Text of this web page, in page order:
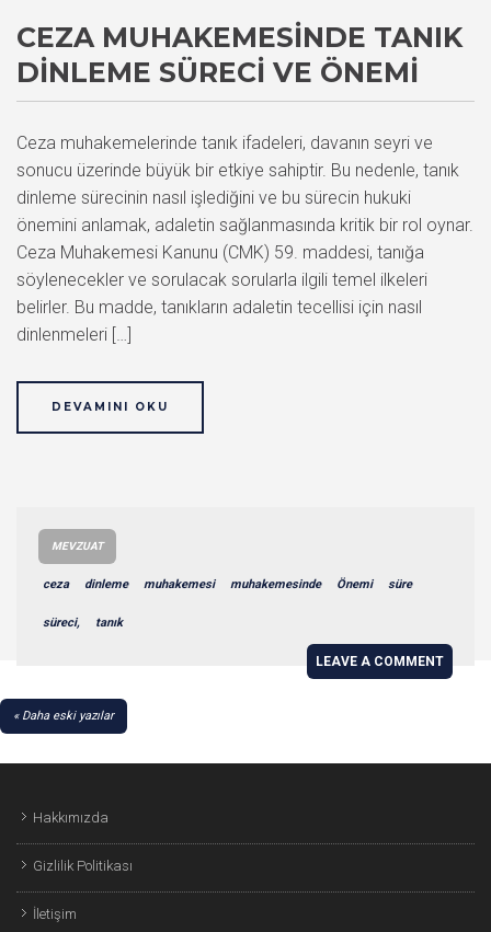
CEZA MUHAKEMESINDE TANIK
DINLEME SÜRECI VE ÖNEMI
Ceza muhakemelerinde tanık ifadeleri, davanın seyri ve
sonucu üzerinde büyük bir etkiye sahiptir. Bu nedenle, tanık
dinleme sürecinin nasıl işlediğini ve bu sürecin hukuki
önemini anlamak, adaletin sağlanmasında kritik bir rol oynar.
Ceza Muhakemesi Kanunu (CMK) 59. maddesi, tanığa
söylenecekler ve sorulacak sorularla ilgili temel ilkeleri
belirler. Bu madde, tanıkların adaletin tecellisi için nasıl
dinlenmeleri […]
DEVAMINI OKU
MEVZUAT
ceza dinleme muhakemesi muhakemesinde Önemi süre
süreci, tanık
LEAVE A COMMENT
YAZI
Daha eski yazılar
Hakkımızda
Gizlilik Politikası
İletişim